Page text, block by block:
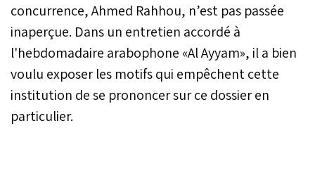
concurrence, Ahmed Rahhou, n’est pas passée
inaperçue. Dans un entretien accordé à
l'hebdomadaire arabophone «Al Ayyam», il a bien
voulu exposer les motifs qui empêchent cette
institution de se prononcer sur ce dossier en
particulier.